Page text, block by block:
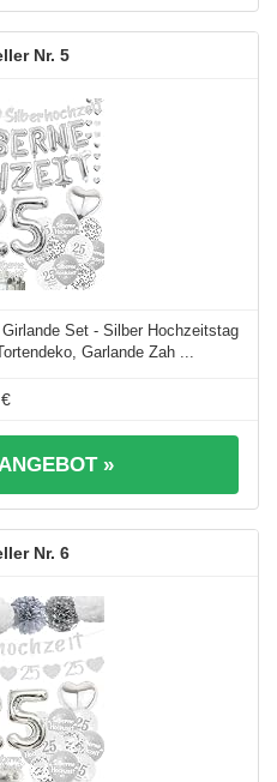
5
Set - Silber Hochzeitstag
Garlande Zah ...
»
6